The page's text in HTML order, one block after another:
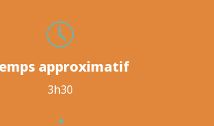
approximatif
3h30